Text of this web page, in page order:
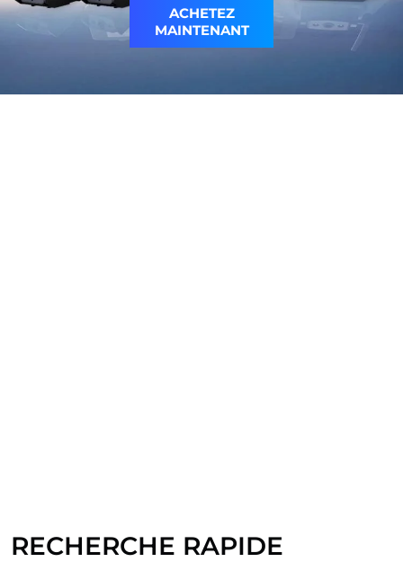
ACHETEZ
MAINTENANT
RECHERCHE RAPIDE